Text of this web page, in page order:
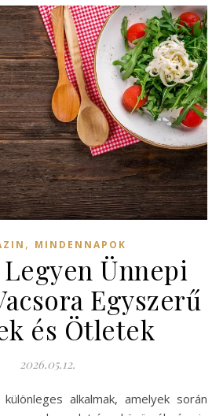
, MINDENNAPOK
Ünnepi
Egyszerű
és Ötletek
2026.05.12.